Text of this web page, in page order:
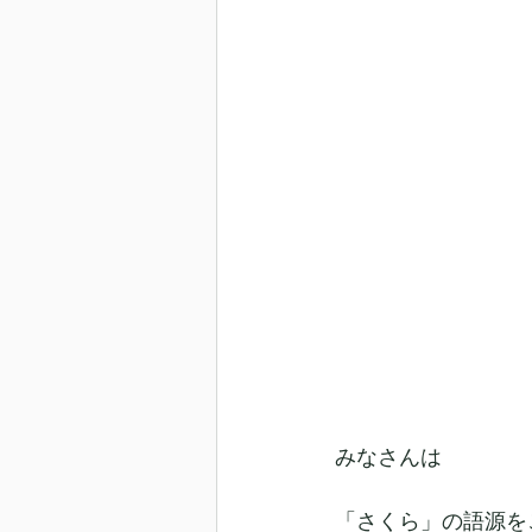
みなさんは
「さくら」の語源